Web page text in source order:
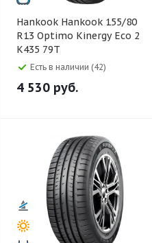
Hankook Hankook 155/80
R13 Optimo Kinergy Eco 2
K435 79T
Есть в наличии (42)
4 530 руб.